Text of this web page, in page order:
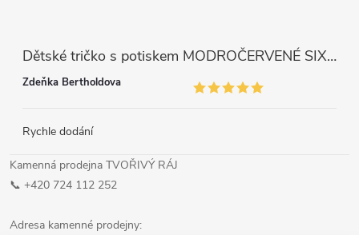
Dětské tričko s potiskem MODROČERVENÉ SIX SEVEN 67
Zdeňka Bertholdova
Rychle dodání
Kamenná prodejna TVOŘIVÝ RÁJ
📞 +420 724 112 252
Adresa kamenné prodejny: